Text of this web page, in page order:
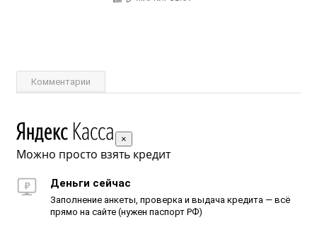
Комментарии
×
Можно просто взять кредит
Деньги сейчас
Заполнение анкеты, проверка и выдача кредита — всё
прямо на сайте (нужен паспорт РФ)